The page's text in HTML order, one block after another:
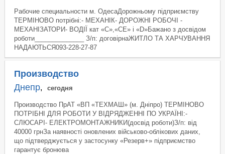
Рабочие специальности м. ОдесаДорожньому підприємству
ТЕРМІНОВО потрібні:- МЕХАНІК- ДОРОЖНІ РОБОЧІ -
МЕХАНІЗАТОРИ- ВОДІЇ кат «С»,«СЕ» i «D»Бажано з досвідом
роботи______________ З/п: договірнаЖИТЛО ТА ХАРЧУВАННЯ
НАДАЮТЬСЯ093-228-27-87
Производство
Днепр, сегодня
Производство ПрАТ «ВП «ТЕХМАШ» (м. Дніпро) ТЕРМІНОВО
ПОТРІБНІ ДЛЯ РОБОТИ У ВІДРЯДЖЕННІ ПО УКРАЇНІ:-
СЛЮСАРІ- ЕЛЕКТРОМОНТАЖНИКИ(досвід роботи)З/п: від
40000 грнЗа наявності оновлених військово-облікових даних,
що підтверджується у застосунку «Резерв+» підприємство
гарантує бронюва